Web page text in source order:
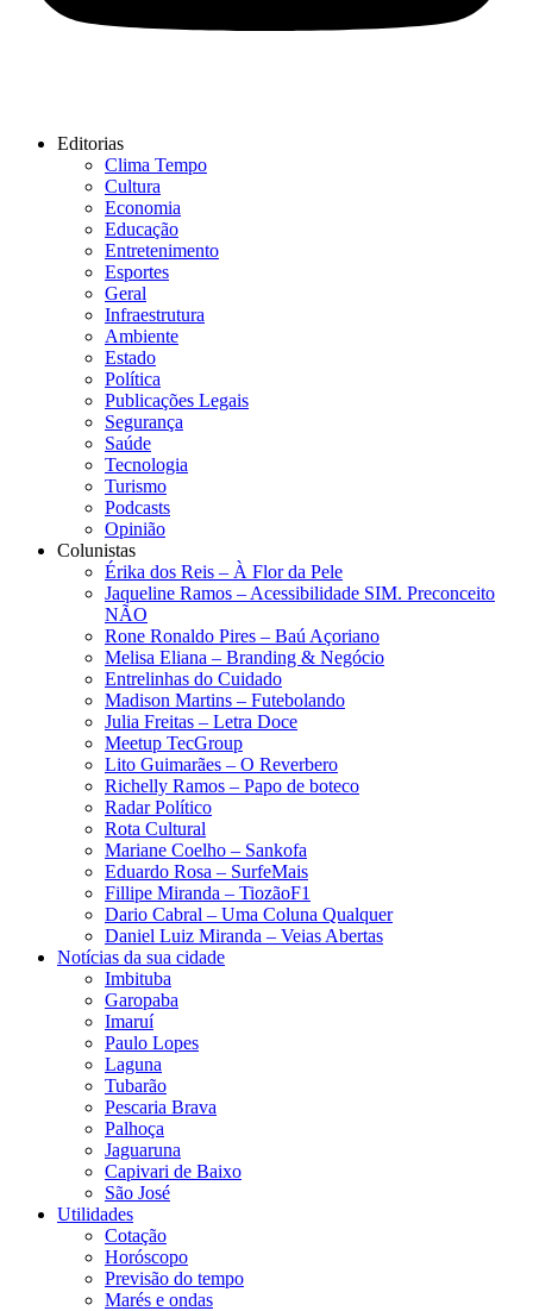
Editorias
Clima Tempo
Cultura
Economia
Educação
Entretenimento
Esportes
Geral
Infraestrutura
Ambiente
Estado
Política
Publicações Legais
Segurança
Saúde
Tecnologia
Turismo
Podcasts
Opinião
Colunistas
Érika dos Reis​ – À Flor da Pele
Jaqueline Ramos – Acessibilidade SIM. Preconceito
NÃO
Rone Ronaldo Pires – Baú Açoriano
Melisa Eliana – Branding & Negócio
Entrelinhas do Cuidado
Madison Martins – Futebolando
Julia Freitas​ – Letra Doce
Meetup TecGroup
Lito Guimarães – O Reverbero
Richelly Ramos​ – Papo de boteco
Radar Político
Rota Cultural
Mariane Coelho – Sankofa
Eduardo Rosa​ – SurfeMais
Fillipe Miranda – TiozãoF1
Dario Cabral – Uma Coluna Qualquer
Daniel Luiz Miranda – Veias Abertas
Notícias da sua cidade
Imbituba
Garopaba
Imaruí
Paulo Lopes
Laguna
Tubarão
Pescaria Brava
Palhoça
Jaguaruna
Capivari de Baixo
São José
Utilidades
Cotação
Horóscopo
Previsão do tempo
Marés e ondas